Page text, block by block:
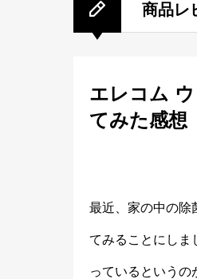
商品レ
エレコム
てみた感想
最近、家の中の除
てみることにしま
っているというの